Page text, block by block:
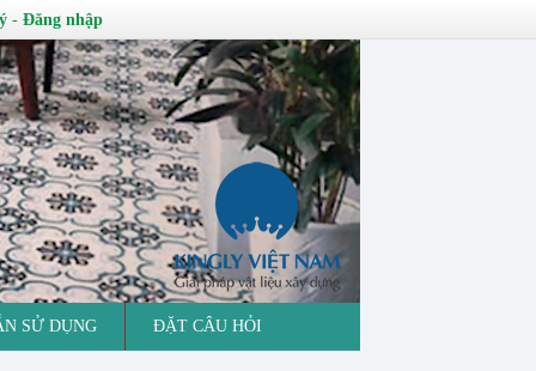
- Đăng nhập
SỬ DỤNG ĐẶT CÂU HỎI